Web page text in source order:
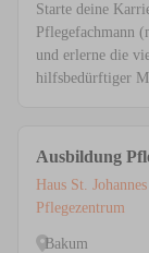
Starte deine
Pflegefachmann
und erlerne die
hilfsbedürftiger
Ausbildung
Haus St.
Pflegezentrum
Bakum